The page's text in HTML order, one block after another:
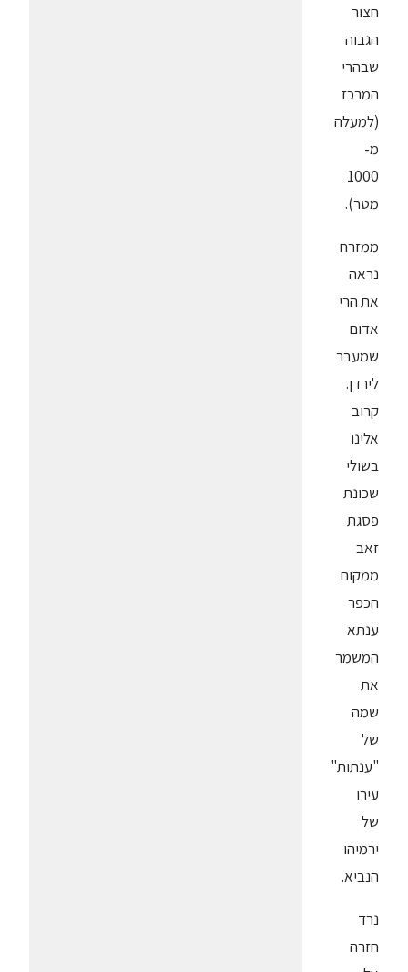
חצור
הגבוה
שבהרי
המרכז
(למעלה
מ-
1000
מטר).
ממזרח
נראה
את הרי
אדום
שמעבר
לירדן.
קרוב
אלינו
בשולי
שכונת
פסגת
זאב
ממקום
הכפר
ענתא
המשמר
את
שמה
של
"ענתות"
עירו
של
ירמיהו
הנביא.
נרד
חזרה